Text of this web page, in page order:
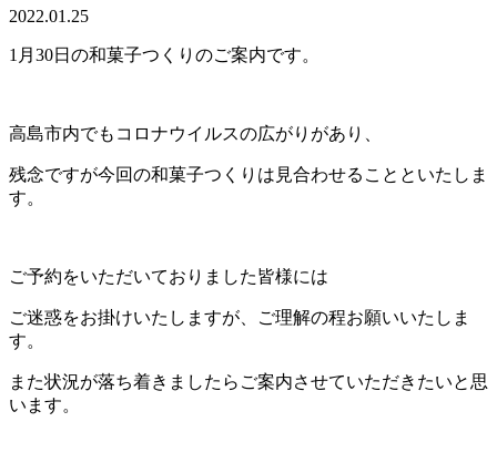
2022.01.25
1月30日の和菓子つくりのご案内です。
高島市内でもコロナウイルスの広がりがあり、
残念ですが今回の和菓子つくりは見合わせることといたしま
す。
ご予約をいただいておりました皆様には
ご迷惑をお掛けいたしますが、ご理解の程お願いいたしま
す。
また状況が落ち着きましたらご案内させていただきたいと思
います。